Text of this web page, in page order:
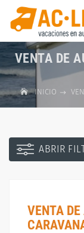
VENTA DE
INICIO
ABRIR
VENTA